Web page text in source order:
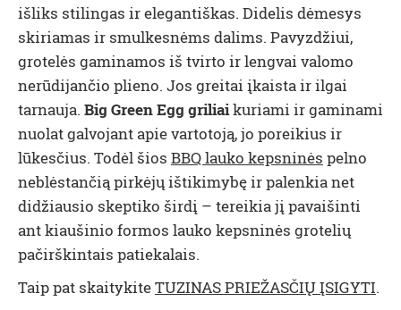
išliks stilingas ir elegantiškas. Didelis dėmesys
skiriamas ir smulkesnėms dalims. Pavyzdžiui,
grotelės gaminamos iš tvirto ir lengvai valomo
nerūdijančio plieno. Jos greitai įkaista ir ilgai
tarnauja. Big Green Egg griliaikuriami ir gaminami
nuolat galvojant apie vartotoją, jo poreikius ir
lūkesčius. Todėl šios BBQ lauko kepsninės pelno
neblėstančią pirkėjų ištikimybę ir palenkia net
didžiausio skeptiko širdį – tereikia jį pavaišinti
ant kiaušinio formos lauko kepsninės grotelių
pačirškintais patiekalais.
Taip pat skaitykiteTUZINAS PRIEŽASČIŲ ĮSIGYTI.